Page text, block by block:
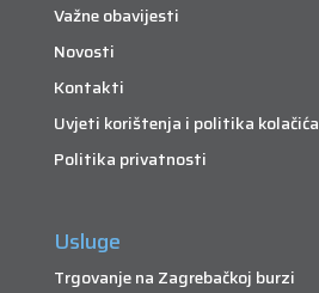
Važne obavijesti
Novosti
Kontakti
Uvjeti korištenja i politika kolačića
Politika privatnosti
Usluge
Trgovanje na Zagrebačkoj burzi